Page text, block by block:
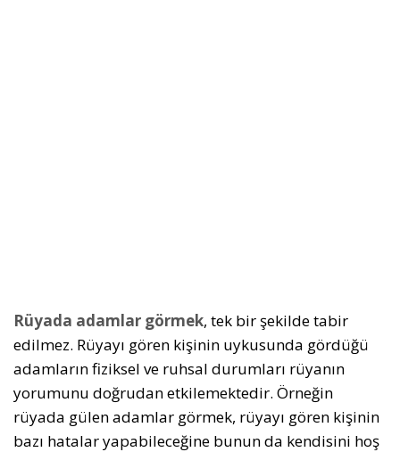
Rüyada adamlar görmek, tek bir şekilde tabir
edilmez. Rüyayı gören kişinin uykusunda gördüğü
adamların fiziksel ve ruhsal durumları rüyanın
yorumunu doğrudan etkilemektedir. Örneğin
rüyada gülen adamlar görmek, rüyayı gören kişinin
bazı hatalar yapabileceğine bunun da kendisini hoş